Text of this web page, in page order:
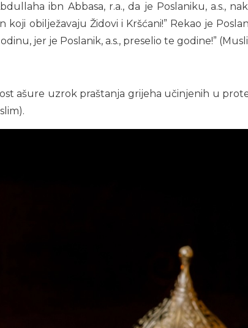
ibn Abbasa, r.a., da je Poslaniku, a.s.,
obilježavaju Židovi i Kršćani!” Rekao je
jer je Poslanik, a.s., preselio te godine!”
ašure uzrok praštanja grijeha učinjenih u